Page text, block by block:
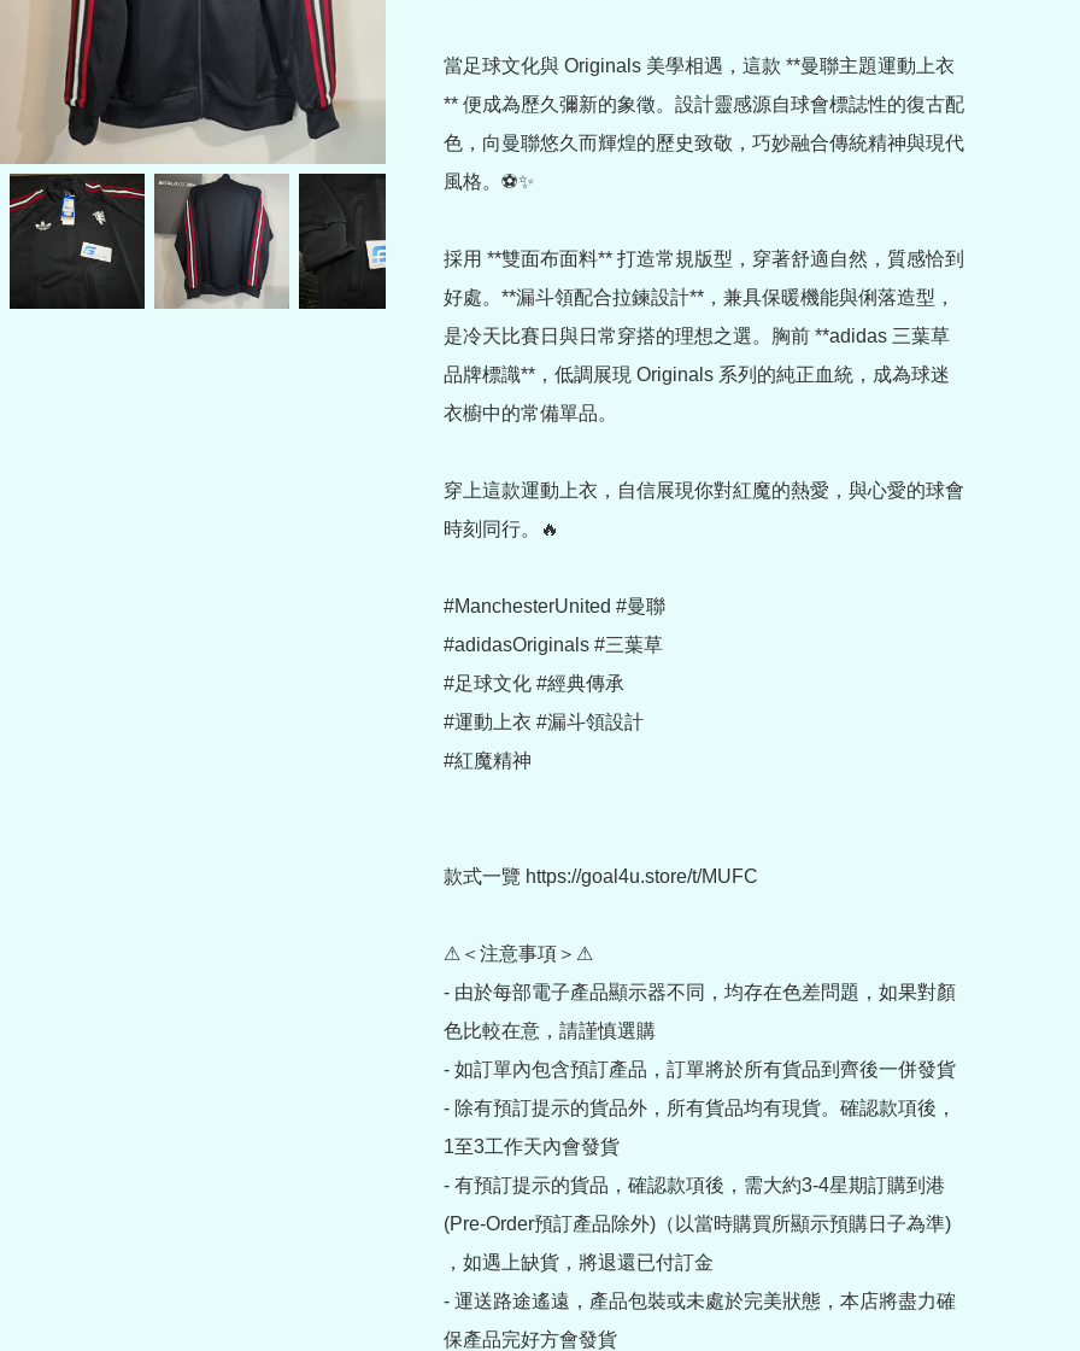
當足球文化與 Originals 美學相遇，這款 **曼聯主題運動上衣
** 便成為歷久彌新的象徵。設計靈感源自球會標誌性的復古配
色，向曼聯悠久而輝煌的歷史致敬，巧妙融合傳統精神與現代
風格。⚽✨
採用 **雙面布面料** 打造常規版型，穿著舒適自然，質感恰到
好處。**漏斗領配合拉鍊設計**，兼具保暖機能與俐落造型，
是冷天比賽日與日常穿搭的理想之選。胸前 **adidas 三葉草
品牌標識**，低調展現 Originals 系列的純正血統，成為球迷
衣櫥中的常備單品。
穿上這款運動上衣，自信展現你對紅魔的熱愛，與心愛的球會
時刻同行。🔥
#ManchesterUnited #曼聯
#adidasOriginals #三葉草
#足球文化 #經典傳承
#運動上衣 #漏斗領設計
#紅魔精神
款式一覽 https://goal4u.store/t/MUFC
⚠＜注意事項＞⚠
- 由於每部電子產品顯示器不同，均存在色差問題，如果對顏
色比較在意，請謹慎選購
- 如訂單內包含預訂產品，訂單將於所有貨品到齊後一併發貨
- 除有預訂提示的貨品外，所有貨品均有現貨。確認款項後，
1至3工作天內會發貨
- 有預訂提示的貨品，確認款項後，需大約3-4星期訂購到港
(Pre-Order預訂產品除外)（以當時購買所顯示預購日子為準)
，如遇上缺貨，將退還已付訂金
- 運送路途遙遠，產品包裝或未處於完美狀態，本店將盡力確
保產品完好方會發貨